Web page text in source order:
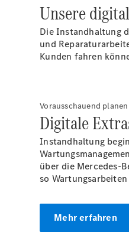
Unsere
Die Instandhaltung
und
Kunden fahren
Vorausschauend
Digitale
Instandhaltung
über die Mercedes-
so
Mehr erfahren